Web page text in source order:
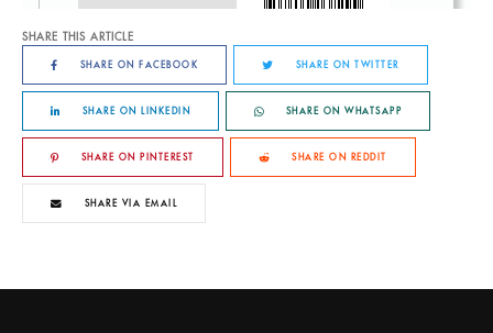
SHARE THIS ARTICLE
SHARE ON FACEBOOK SHARE ON TWITTER
SHARE ON LINKEDIN SHARE ON WHATSAPP
SHARE ON PINTEREST SHARE ON REDDIT
SHARE VIA EMAIL